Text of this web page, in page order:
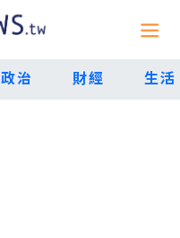
政治 財經 生活